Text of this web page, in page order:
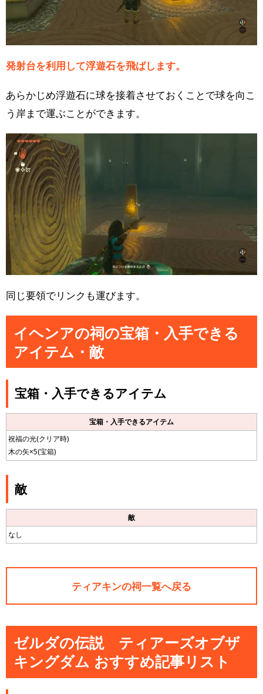
発射台を利用して浮遊石を飛ばします。
あらかじめ浮遊石に球を接着させておくことで球を向こ
う岸まで運ぶことができます。
同じ要領でリンクも運びます。
イヘンアの祠の宝箱・入手できる
アイテム・敵
宝箱・入手できるアイテム
宝箱・入手できるアイテム
祝福の光(クリア時)
木の矢×5(宝箱)
敵
敵
なし
ティアキンの祠一覧へ戻る
ゼルダの伝説 ティアーズオブザ
キングダム おすすめ記事リスト